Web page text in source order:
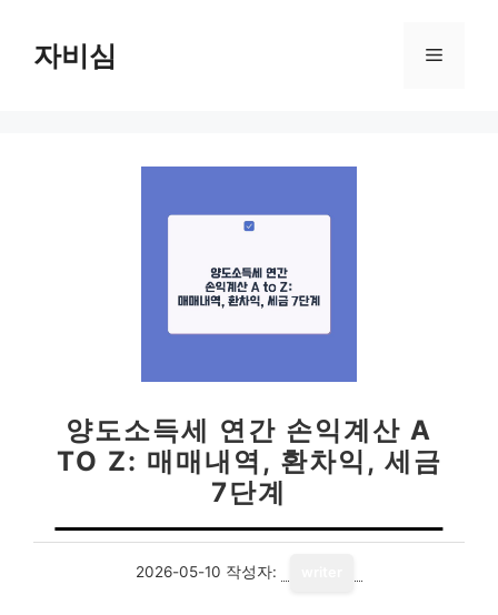
자비심 메
양도소득세 연간 손익계산 A
TO Z: 매매내역, 환차익, 세금
7단계
2026-05-10 작성자: